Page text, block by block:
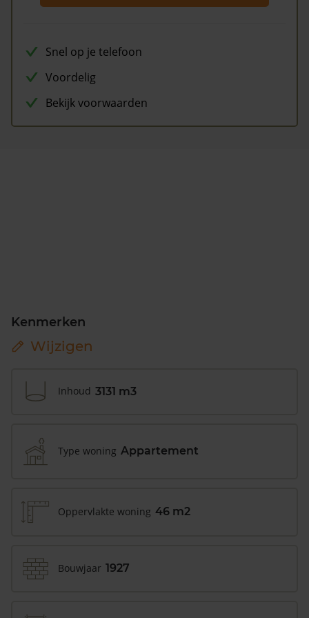
Snel op je telefoon
Voordelig
Bekijk voorwaarden
Kenmerken
Wijzigen
Inhoud 3131 m3
Type woning Appartement
Oppervlakte woning 46 m2
Bouwjaar 1927